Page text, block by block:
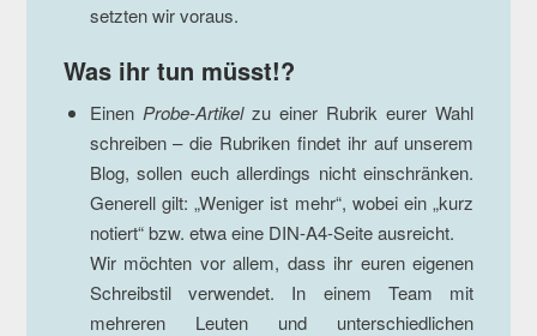
setzten wir voraus.
Was ihr tun müsst!?
Einen Probe-Artikelzu einer Rubrik eurer Wahl
schreiben – die Rubriken findet ihr auf unserem
Blog, sollen euch allerdings nicht einschränken.
Generell gilt: „Weniger ist mehr“, wobei ein „kurz
notiert“ bzw. etwa eine DIN-A4-Seite ausreicht.
Wir möchten vor allem, dass ihr euren eigenen
Schreibstil verwendet. In einem Team mit
mehreren Leuten und unterschiedlichen